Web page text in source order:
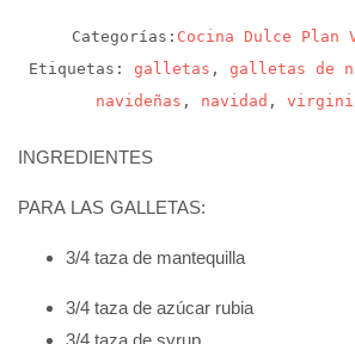
Categorías: Cocina Dulce Plan
Etiquetas: galletas , galletas de
navideñas , navidad ,
INGREDIENTES
PARA LAS GALLETAS:
3/4 taza de mantequilla
3/4 taza de azúcar rubia